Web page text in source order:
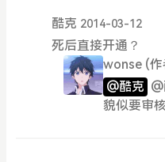
酷克 2014-03-12
死后直接开通？
wonse (
@酷克
貌似要审核